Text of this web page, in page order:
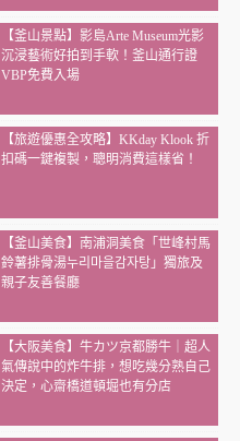
【釜山景點】影島Arte Museum光影
沉浸藝術好拍到手軟！釜山通行證
VBP免費入場
【旅遊優惠全攻略】KKday Klook 折
扣碼一鍵複製，聰明消費這樣省！
【釜山美食】南浦洞美食「世峰村馬
鈴薯排骨湯누리마을감자탕」獨旅及
親子友善餐廳
【大阪美食】牛カツ京都勝牛｜超人
氣傳說中的炸牛排，想吃幾分熟自己
決定，心齋橋道頓堀也有分店